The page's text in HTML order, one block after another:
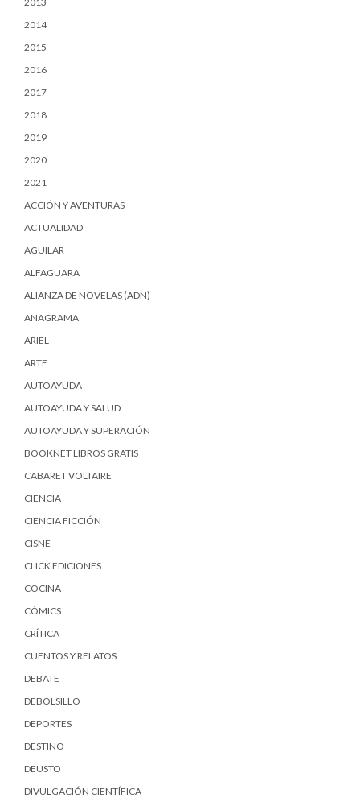
2014
2015
2016
2017
2018
2019
2020
2021
ACCIÓN Y AVENTURAS
ACTUALIDAD
AGUILAR
ALFAGUARA
ALIANZA DE NOVELAS (ADN)
ANAGRAMA
ARIEL
ARTE
AUTOAYUDA
AUTOAYUDA Y SALUD
AUTOAYUDA Y SUPERACIÓN
BOOKNET LIBROS GRATIS
CABARET VOLTAIRE
CIENCIA
CIENCIA FICCIÓN
CISNE
CLICK EDICIONES
COCINA
CÓMICS
CRÍTICA
CUENTOS Y RELATOS
DEBATE
DEBOLSILLO
DEPORTES
DESTINO
DEUSTO
DIVULGACIÓN CIENTÍFICA